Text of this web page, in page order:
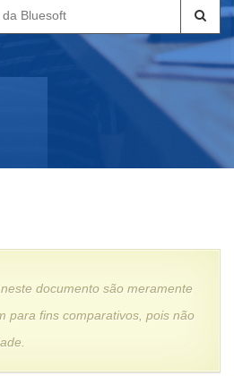
documento são meramente
para fins comparativos, pois não